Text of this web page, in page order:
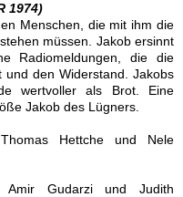
1974)
Menschen, die mit ihm die
müssen. Jakob ersinnt
Radiomeldungen, die die
den Widerstand. Jakobs
wertvoller als Brot. Eine
Jakob des Lügners.
Hettche und Nele
Gudarzi und Judith